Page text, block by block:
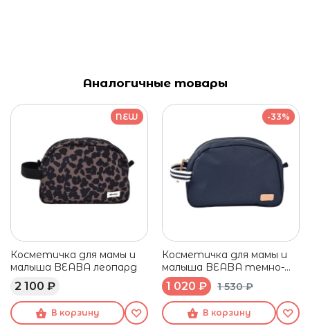
Аналогичные товары
NEW
Косметичка для мамы и
малыша BEABA леопард
2 100 ₽
В корзину
-33%
Косметичка для мамы и
малыша BEABA темно-
синяя
1 020 ₽ 1 530 ₽
В корзину